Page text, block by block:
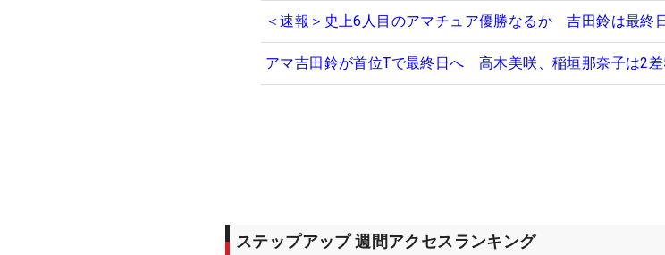
＜速報＞史上6人目のアマチュア優勝なるか 吉田鈴は最終
アマ吉田鈴が首位Tで最終日へ 高木美咲、稲垣那奈子は2
ステップアップ 週間アクセスランキング